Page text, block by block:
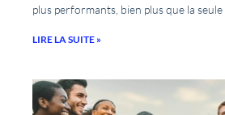
plus performants, bien plus que la seule
LIRE LA SUITE »